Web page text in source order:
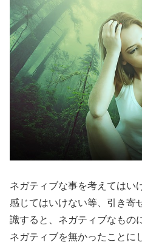
ネガティブな事を考えてはい
感じてはいけない等、引き寄
識すると、ネガティブなもの
ネガティブを無かったことに